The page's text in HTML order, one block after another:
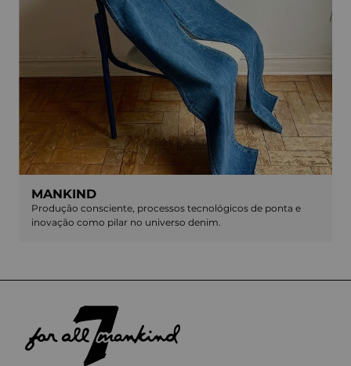
MANKIND
Produção consciente, processos tecnológicos de ponta e
inovação como pilar no universo denim.